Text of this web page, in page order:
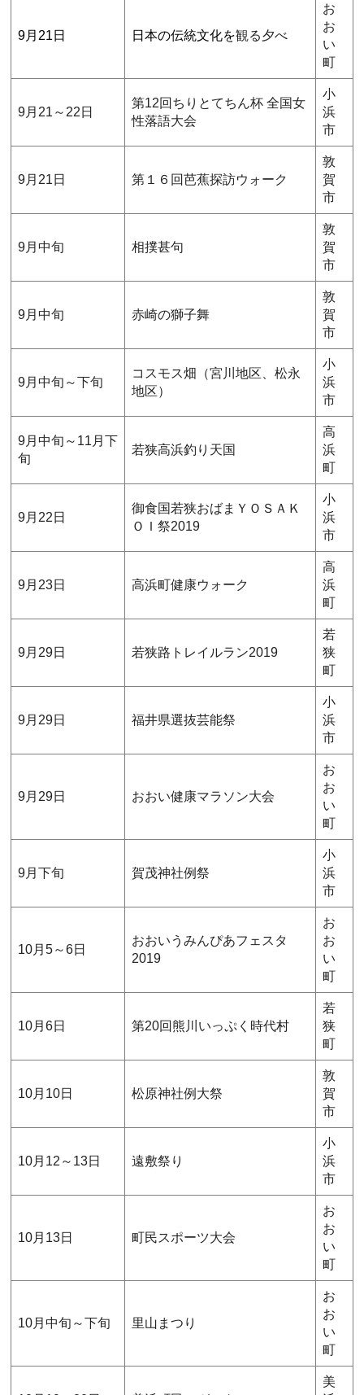
9月21日 日本の伝統文化を観る夕べ
お
お
い
町
9月21～22日
第12回ちりとてちん杯 全国女
性落語大会
小
浜
市
9月21日 第１６回芭蕉探訪ウォーク
敦
賀
市
9月中旬 相撲甚句
敦
賀
市
9月中旬 赤崎の獅子舞
敦
賀
市
9月中旬～下旬
コスモス畑（宮川地区、松永
地区）
小
浜
市
9月中旬～11月下
旬
若狭高浜釣り天国
高
浜
町
9月22日
御食国若狭おばまＹＯＳＡＫ
ＯＩ祭2019
小
浜
市
9月23日 高浜町健康ウォーク
高
浜
町
9月29日 若狭路トレイルラン2019
若
狭
町
9月29日 福井県選抜芸能祭
小
浜
市
9月29日 おおい健康マラソン大会
お
お
い
町
9月下旬 賀茂神社例祭
小
浜
市
10月5～6日
おおいうみんぴあフェスタ
2019
お
お
い
町
10月6日 第20回熊川いっぷく時代村
若
狭
町
10月10日 松原神社例大祭
敦
賀
市
10月12～13日 遠敷祭り
小
浜
市
10月13日 町民スポーツ大会
お
お
い
町
10月中旬～下旬 里山まつり
お
お
い
町
美